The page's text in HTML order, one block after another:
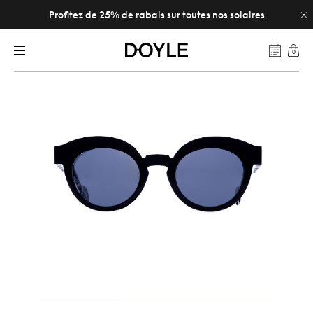
Profitez de 25% de rabais sur toutes nos solaires
0